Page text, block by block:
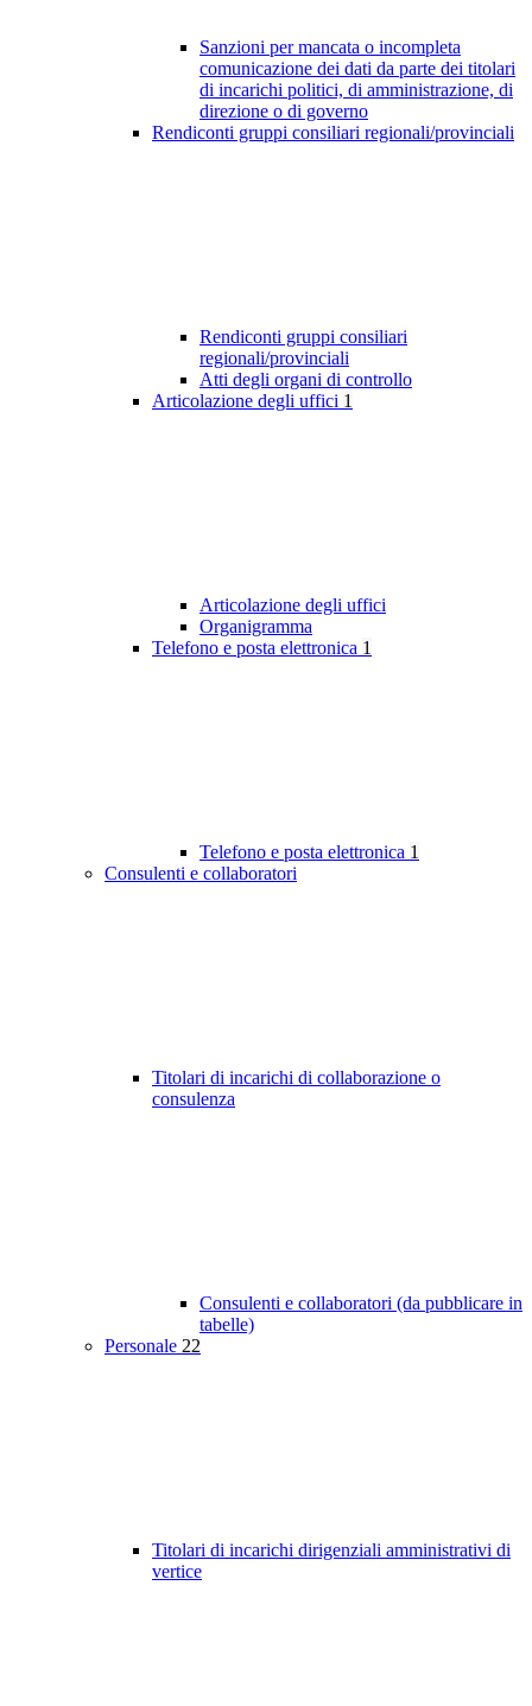
Sanzioni per mancata o incompleta
comunicazione dei dati da parte dei titolari
di incarichi politici, di amministrazione, di
direzione o di governo
Rendiconti gruppi consiliari regionali/provinciali
Rendiconti gruppi consiliari
regionali/provinciali
Atti degli organi di controllo
Articolazione degli uffici 1
Articolazione degli uffici
Organigramma
Telefono e posta elettronica 1
Telefono e posta elettronica 1
Consulenti e collaboratori
Titolari di incarichi di collaborazione o
consulenza
Consulenti e collaboratori (da pubblicare in
tabelle)
Personale 22
Titolari di incarichi dirigenziali amministrativi di
vertice